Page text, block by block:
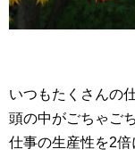
いつもたくさんの
頭の中がごちゃご
仕事の生産性を2倍